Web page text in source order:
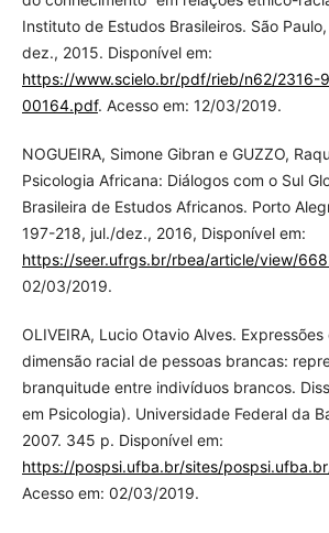
Instituto de Estudos Brasileiros. São
dez., 2015. Disponível em:
https://www.scielo.br/pdf/rieb/n62/2316-
00164.pdf. Acesso em: 12/03/2019.
NOGUEIRA, Simone Gibran e GUZZO,
Psicologia Africana: Diálogos com o Sul
Brasileira de Estudos Africanos. Porto
197-218, jul./dez., 2016, Disponível em:
https://seer.ufrgs.br/rbea/article/view/
02/03/2019.
OLIVEIRA, Lucio Otavio Alves.
dimensão racial de pessoas brancas:
branquitude entre indivíduos brancos.
em Psicologia). Universidade Federal da
2007. 345 p. Disponível em:
https://pospsi.ufba.br/sites/
Acesso em: 02/03/2019.